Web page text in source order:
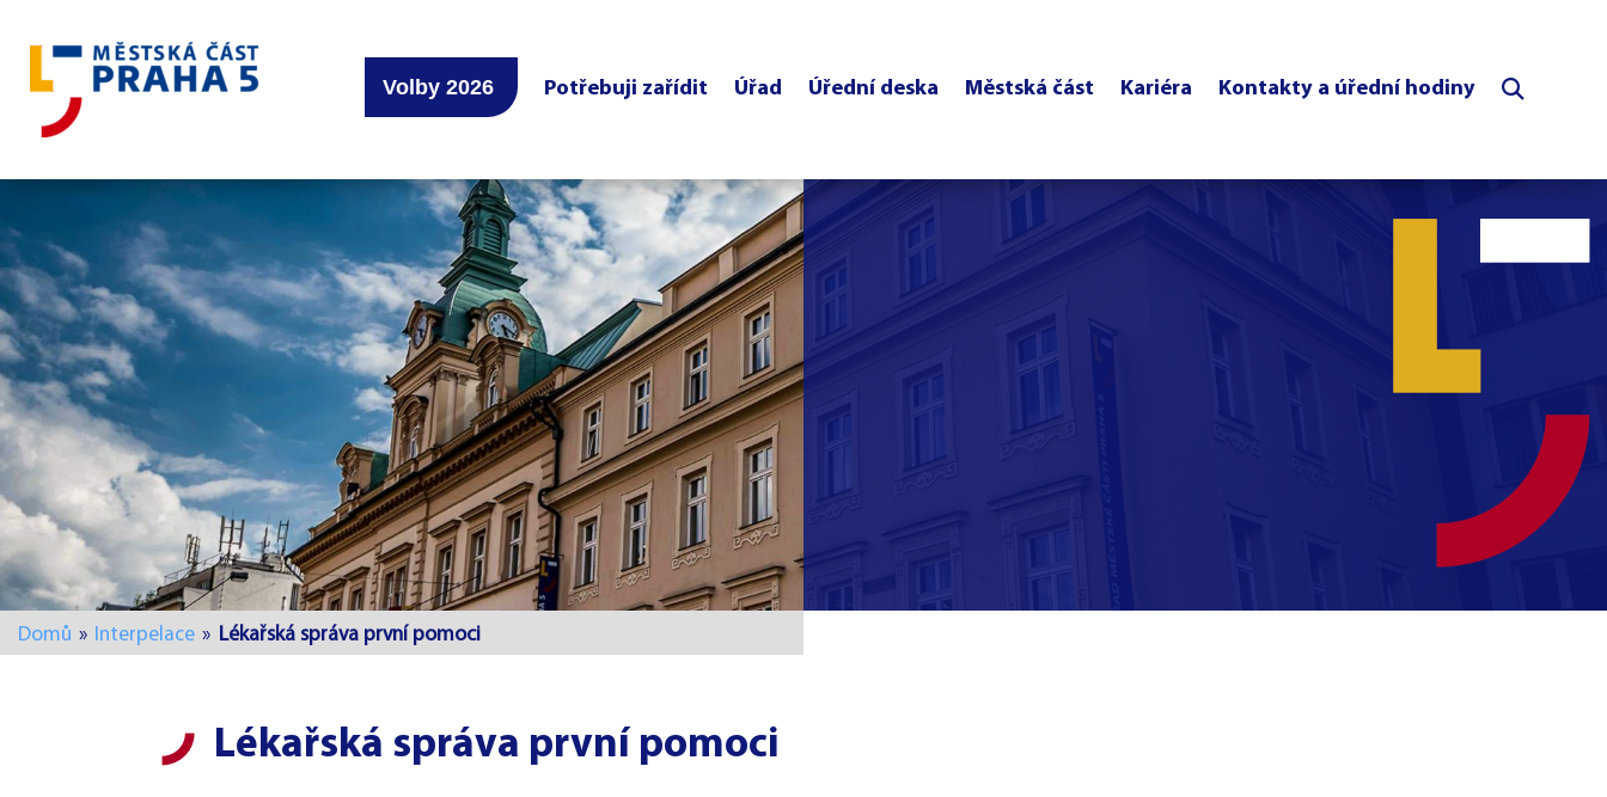
Volby 2026 Potřebuji zařídit Úřad Úřední deska Městská část Kariéra Kontakty a úřední hodiny
Domů » Interpelace » Lékařská správa první pomoci
Lékařská správa první pomoci